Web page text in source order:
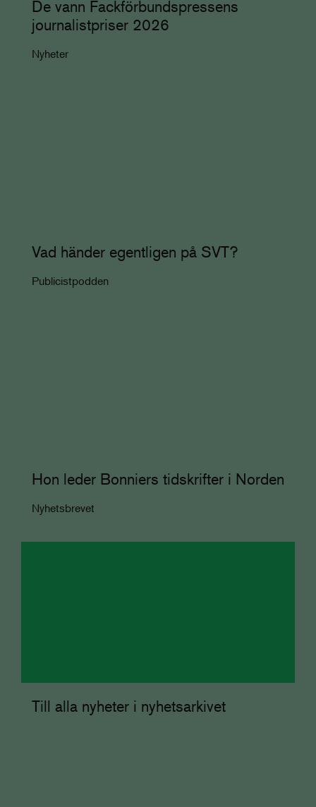
De vann Fackförbundspressens
journalistpriser 2026
Nyheter
Vad händer egentligen på SVT?
Publicistpodden
Hon leder Bonniers tidskrifter i Norden
Nyhetsbrevet
Till alla nyheter i nyhetsarkivet